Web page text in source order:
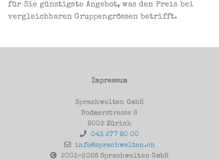
für Sie günstigste Angebot, was den Preis bei
vergleichbaren Gruppengrössen betrifft.
Impressum
Sprachwelten GmbH
Bodmerstrasse 6
8002 Zürich
043 277 80 00
info@sprachwelten.ch
2001-2026 Sprachwelten GmbH